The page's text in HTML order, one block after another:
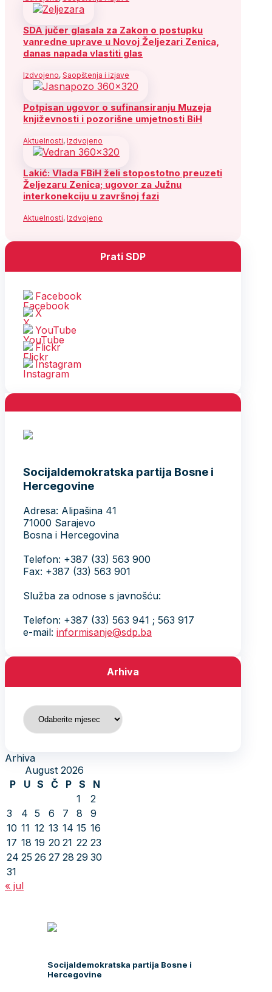
SDA jučer glasala za Zakon o postupku
vanredne uprave u Novoj Željezari Zenica,
danas napada vlastiti glas
Izdvojeno, Saopštenja i izjave
Potpisan ugovor o sufinansiranju Muzeja
književnosti i pozorišne umjetnosti BiH
Aktuelnosti, Izdvojeno
Lakić: Vlada FBiH želi stopostotno preuzeti
Željezaru Zenica; ugovor za Južnu
interkonekciju u završnoj fazi
Aktuelnosti, Izdvojeno
Prati SDP
Facebook
X
YouTube
Flickr
Instagram
Socijaldemokratska partija Bosne i
Hercegovine
Adresa: Alipašina 41
71000 Sarajevo
Bosna i Hercegovina
Telefon: +387 (33) 563 900
Fax: +387 (33) 563 901
Služba za odnose s javnošću:
Telefon: +387 (33) 563 941 ; 563 917
e-mail: informisanje@sdp.ba
Arhiva
Arhiva
Arhiva
August 2026
P
U S Č P S
N
1
2
3
4 5 6 7 8
9
10 11 12 13 14 15 16
17 18 19 20 21 22 23
24 25 26 27 28 29 30
31
« jul
Socijaldemokratska partija Bosne i
Hercegovine